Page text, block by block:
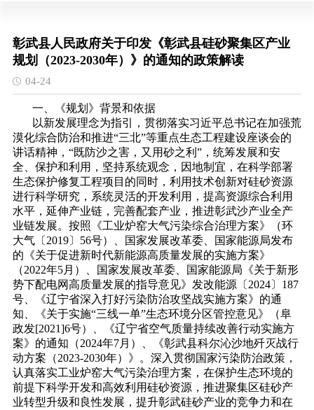
彰武县人民政府关于印发《彰武县硅砂聚集区产业
规划（2023-2030年）》的通知的政策解读
04-24
一、《规划》背景和依据
以新发展理念为指引，贯彻落实习近平总书记在加强荒
漠化综合防治和推进“三北”等重点生态工程建设座谈会的
讲话精神，“既防沙之害，又用砂之利”，统筹发展和安
全、保护和利用，坚持系统观念，因地制宜，在科学部署
生态保护修复工程项目的同时，利用技术创新对硅砂资源
进行科学研究，系统灵活的开发利用，提高资源综合利用
水平，延伸产业链，完善配套产业，推进彰武沙产业全产
业链发展。按照《工业炉窑大气污染综合治理方案》（环
大气〔2019〕56号）、国家发展改革委、国家能源局发布
的《关于促进新时代新能源高质量发展的实施方案》
（2022年5月）、国家发展改革委、国家能源局《关于新形
势下配电网高质量发展的指导意见》发改能源〔2024〕187
号、《辽宁省深入打好污染防治攻坚战实施方案》的通
知、《关于实施“三线一单”生态环境分区管控意见》（阜
政发[2021]6号）、《辽宁省空气质量持续改善行动实施方
案》的通知（2024年7月）、《彰武县科尔沁沙地歼灭战行
动方案（2023-2030年）》。深入贯彻国家污染防治政策，
认真落实工业炉窑大气污染治理方案，在保护生态环境的
前提下科学开发和高效利用硅砂资源，推进聚集区硅砂产
业转型升级和良性发展，提升彰武硅砂产业的竞争力和在